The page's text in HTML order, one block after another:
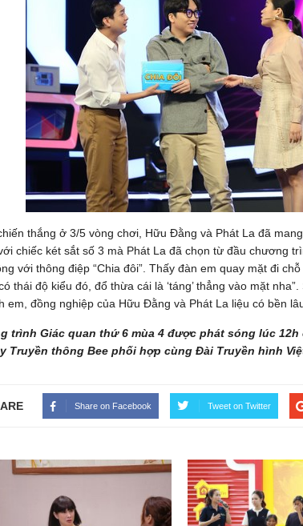
thắng ở 3/5 vòng chơi, Hữu Đằng và Phát La đã
chiếc két sắt số 3 mà Phát La đã chọn từ đầu chương
với thông điệp “Chia đôi”. Thấy đàn em quay mặt đi
thái độ kiểu đó, đổ thừa cái là ‘táng’ thẳng vào mặt
em, đồng nghiệp của Hữu Đằng và Phát La liệu có bền
trình Giác quan thứ 6 mùa 4 được phát sóng lúc
Truyền thông Bee phối hợp cùng Đài Truyền hình
Share on Facebook Tweet on Twitter